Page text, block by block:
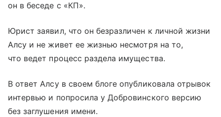
он в беседе с «КП».
Юрист заявил, что он безразличен к личной жизни
Алсу и не живет ее жизнью несмотря на то,
что ведет процесс раздела имущества.
В ответ Алсу в своем блоге опубликовала отрывок
интервью и попросила у Добровинского версию
без заглушения имени.